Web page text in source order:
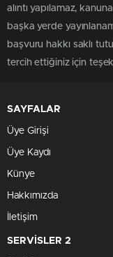
alıntı yapılamaz,
başka yerde
başvuru hakkı saklı
tercih ettiğiniz için
SAYFALAR
Üye Girişi
Üye Kaydı
Künye
Hakkımızda
İletişim
SERVİSLER 2